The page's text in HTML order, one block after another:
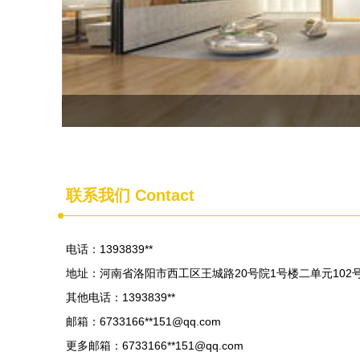
联系我们 Contact
电话：1393839**
地址：河南省洛阳市西工区王城路20号院1号楼二单元102
其他电话：1393839**
邮箱：6733166**151@qq.com
更多邮箱：6733166**151@qq.com